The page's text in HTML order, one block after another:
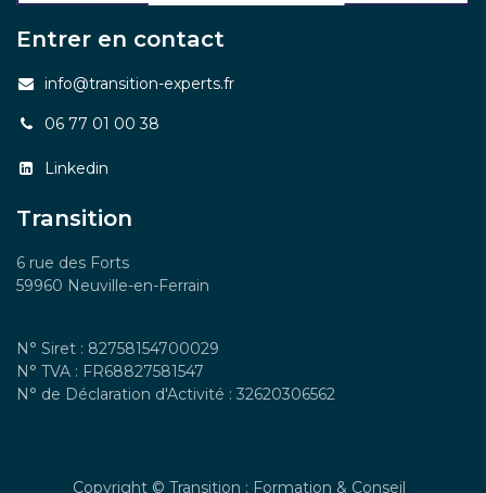
Entrer en contact
info@transition-experts.fr
06 77 01 00 38
Linkedin
Transition
6 rue des Forts
59960 Neuville-en-Ferrain
N° Siret : 82758154700029
N° TVA : FR68827581547
N° de Déclaration d'Activité : 32620306562
Copyright © Transition : Formation & Conseil